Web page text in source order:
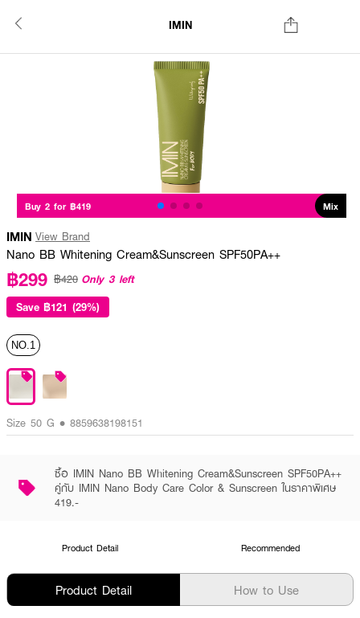
IMIN
Buy 2 for ฿419 Mix
IMIN View Brand
Nano BB Whitening Cream&Sunscreen SPF50PA++
฿299 ฿420 Only 3 left
Save ฿121 (29%)
NO.1
Size 50 G • 8859638198151
ซื้อ IMIN Nano BB Whitening Cream&Sunscreen SPF50PA++
คู่กับ IMIN Nano Body Care Color & Sunscreen ในราคาพิเศษ
419.-
Product Detail Recommended
Product Detail How to Use